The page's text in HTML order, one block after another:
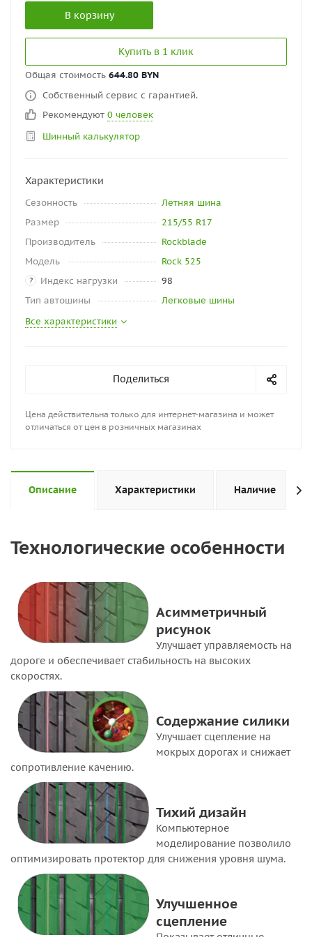
В корзину
Купить в 1 клик
Общая стоимость 644.80 BYN
Собственный сервис с гарантией.
Рекомендуют 0 человек
Шинный калькулятор
Характеристики
Сезонность
Летняя шина
Размер
215/55 R17
Производитель
Rockblade
Модель
Rock 525
? Индекс нагрузки
98
Тип автошины
Легковые шины
Все характеристики
Поделиться
Цена действительна только для интернет-магазина и может
отличаться от цен в розничных магазинах
Описание Характеристики Наличие
Технологические особенности
Асимметричный
рисунок
Улучшает управляемость на
дороге и обеспечивает стабильность на высоких
скоростях.
Содержание силики
Улучшает сцепление на
мокрых дорогах и снижает
сопротивление качению.
Тихий дизайн
Компьютерное
моделирование позволило
оптимизировать протектор для снижения уровня шума.
Улучшенное
сцепление